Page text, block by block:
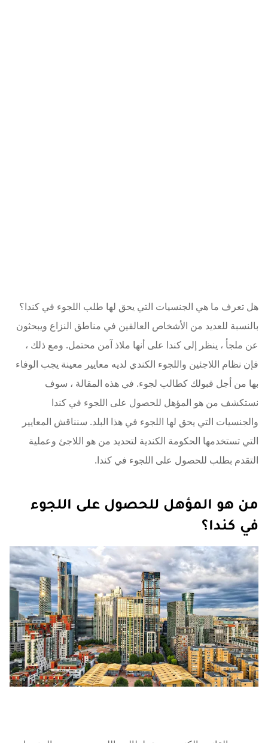
هل تعرف ما هي الجنسيات التي يحق لها طلب اللجوء في كندا؟
بالنسبة للعديد من الأشخاص العالقين في مناطق النزاع ويبحثون
عن ملجأ ، ينظر إلى كندا على أنها ملاذ آمن محتمل. ومع ذلك ،
فإن نظام اللاجئين واللجوء الكندي لديه معايير معينة يجب الوفاء
بها من أجل قبولك كطالب لجوء. في هذه المقالة ، سوف
نستكشف من هو المؤهل للحصول على اللجوء في كندا
والجنسيات التي يحق لها اللجوء في هذا البلد. سنناقش المعايير
التي تستخدمها الحكومة الكندية لتحديد من هو اللاجئ وعملية
التقدم بطلب للحصول على اللجوء في كندا.
من هو المؤهل للحصول على اللجوء
في كندا؟